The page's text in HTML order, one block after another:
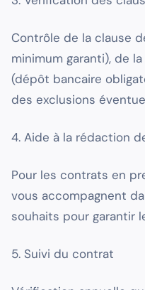
Contrôle de la clause
minimum garanti), de
(dépôt bancaire
des exclusions
4. Aide à la rédaction
Pour les contrats en
vous accompagnent
souhaits pour garantir
5. Suivi du contrat